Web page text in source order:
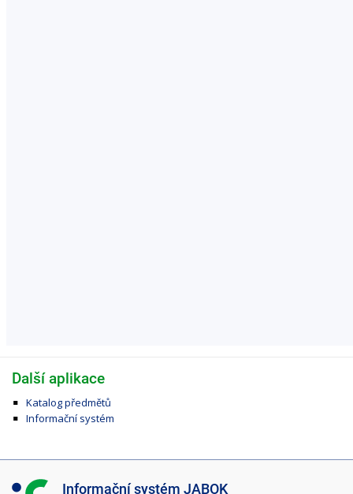
Další aplikace
Katalog předmětů
Informační systém
I Informační systém JABOK